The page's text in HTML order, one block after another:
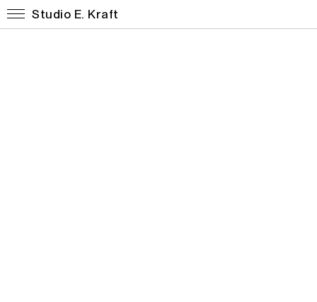
Studio E. Kraft